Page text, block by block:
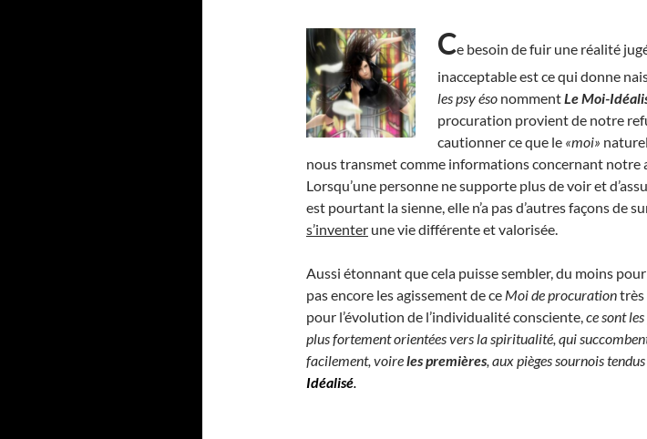
Ce besoin de fuir une réalité
inacceptable est ce qui donne
les psy éso nommentLe Moi-
procuration provient de notre
cautionner ce que le «moi»
nous transmet comme informations concernant notre
Lorsqu’une personne ne supporte plus de voir et
est pourtant la sienne, elle n’a pas d’autres façons de
s’inventer une vie différente et valorisée.
Aussi étonnant que cela puisse sembler, du moins
pas encore les agissement de ce Moi de procurationtrès
pour l’évolution de l’individualité consciente,ce sont
plus fortement orientées vers la spiritualité, qui
facilement, voireles premières, aux pièges sournois
Idéalisé.